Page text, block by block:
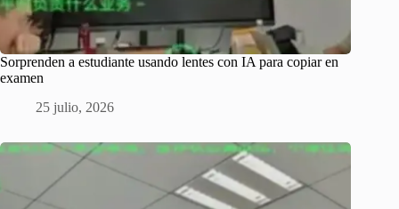
Sorprenden a estudiante usando lentes con IA para copiar en
examen
25 julio, 2026